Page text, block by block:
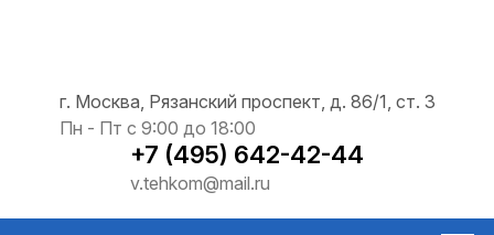
г. Москва, Рязанский проспект, д. 86/1, ст. 3
Пн - Пт с 9:00 до 18:00
+7 (495) 642-42-44
v.tehkom@mail.ru